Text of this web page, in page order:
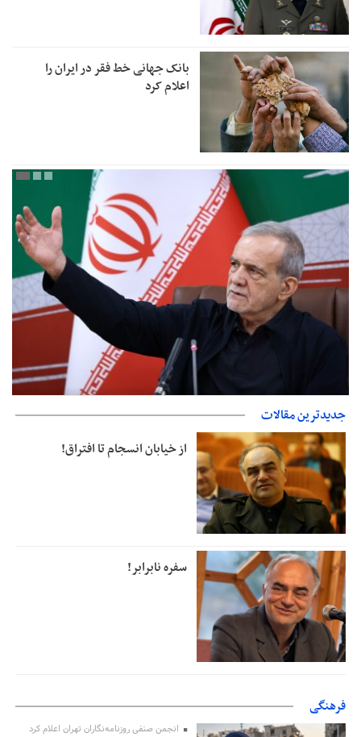
بانک جهانی خط فقر در ایران را
اعلام کرد
حقوق ملت کوتاه نمی‌آییم
جدیدترین مقالات
از خیابان انسجام تا افتراق!
سفره نابرابر!
فرهنگی
انجمن صنفی روزنامه‌نگاران تهران اعلام کرد